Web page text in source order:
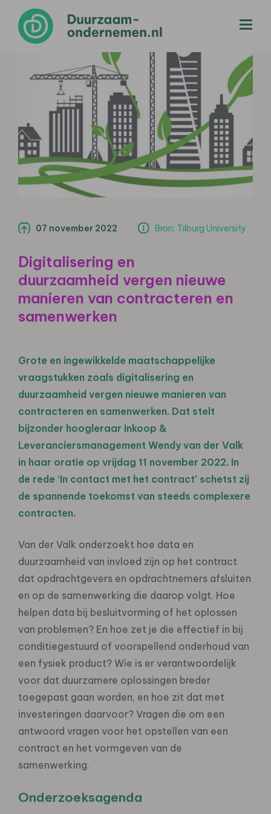
07 november 2022 Bron: Tilburg University
Digitalisering en
duurzaamheid vergen nieuwe
manieren van contracteren en
samenwerken
Grote en ingewikkelde maatschappelijke
vraagstukken zoals digitalisering en
duurzaamheid vergen nieuwe manieren van
contracteren en samenwerken. Dat stelt
bijzonder hoogleraar Inkoop &
Leveranciersmanagement Wendy van der Valk
in haar oratie op vrijdag 11 november 2022. In
de rede ‘In contact met het contract’ schetst zij
de spannende toekomst van steeds complexere
contracten.
Van der Valk onderzoekt hoe data en
duurzaamheid van invloed zijn op het contract
dat opdrachtgevers en opdrachtnemers afsluiten
en op de samenwerking die daarop volgt. Hoe
helpen data bij besluitvorming of het oplossen
van problemen? En hoe zet je die effectief in bij
conditiegestuurd of voorspellend onderhoud van
een fysiek product? Wie is er verantwoordelijk
voor dat duurzamere oplossingen breder
toegepast gaan worden, en hoe zit dat met
investeringen daarvoor? Vragen die om een
antwoord vragen voor het opstellen van een
contract en het vormgeven van de
samenwerking.
Onderzoeksagenda